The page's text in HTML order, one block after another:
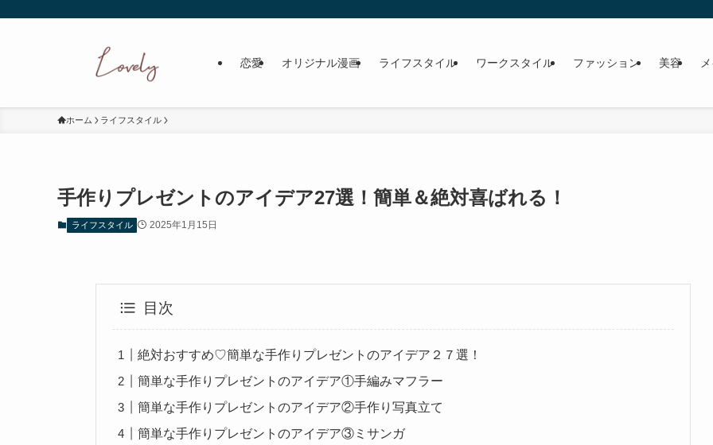
恋愛 オリジナル漫画 ライフスタイル ワークスタイル ファッション 美容
ホーム ライフスタイル
手作りプレゼントのアイデア27選！簡単＆絶対喜ばれる！
ライフスタイル 2025年1月15日
目次
絶対おすすめ♡簡単な手作りプレゼントのアイデア２７選！
簡単な手作りプレゼントのアイデア①手編みマフラー
簡単な手作りプレゼントのアイデア②手作り写真立て
簡単な手作りプレゼントのアイデア③ミサンガ